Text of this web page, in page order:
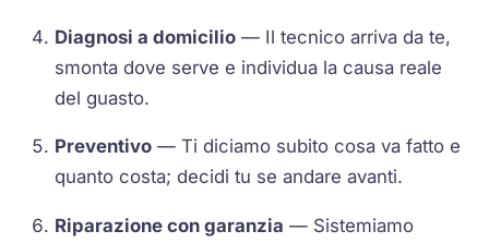
Diagnosi a domicilio — Il tecnico arriva da te,
smonta dove serve e individua la causa reale
del guasto.
Preventivo — Ti diciamo subito cosa va fatto e
quanto costa; decidi tu se andare avanti.
Riparazione con garanzia — Sistemiamo